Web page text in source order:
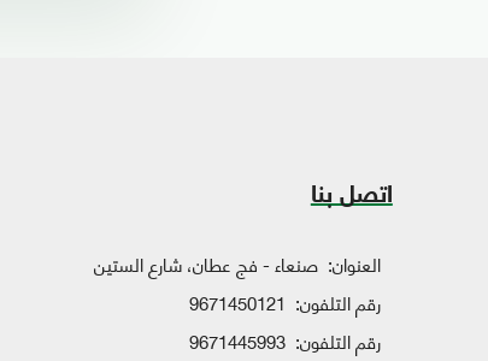
اتصل بنا
العنوان: صنعاء - فج عطان، شارع الستين
رقم التلفون: 9671450121
رقم التلفون: 9671445993